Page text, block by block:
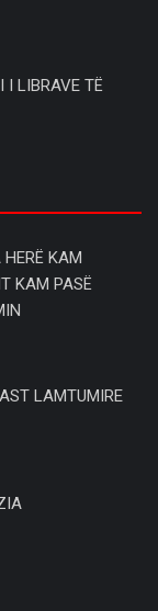
I LIBRAVE TË
KAM
KAM PASË
LAMTUMIRE